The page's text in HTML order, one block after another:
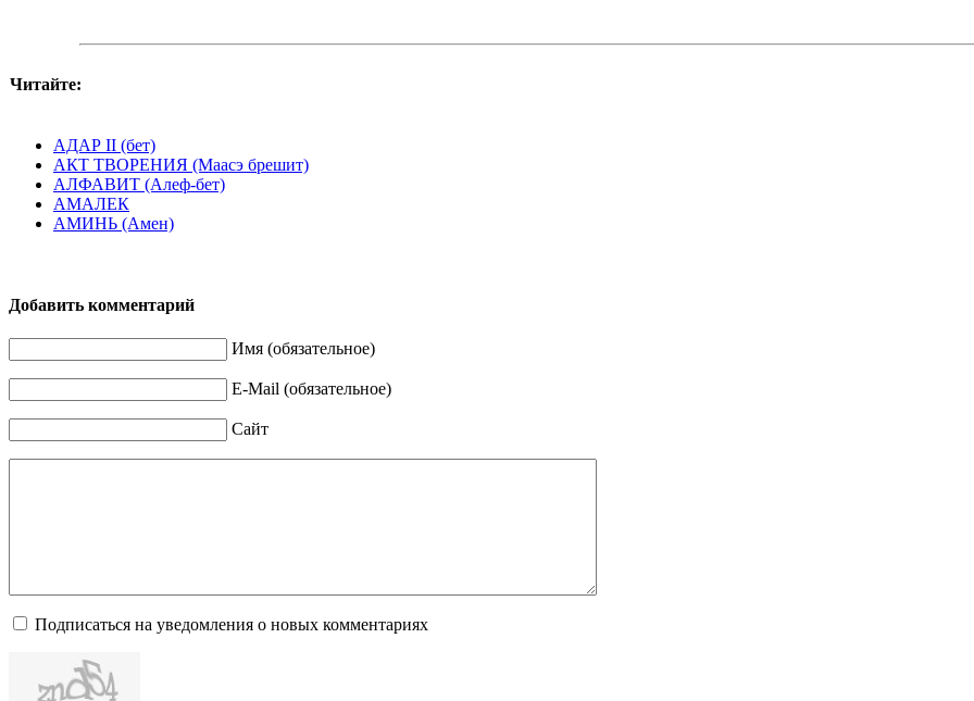
Читайте:
АДАР II (бет)
АКТ ТВОРЕНИЯ (Маасэ брешит)
АЛФАВИТ (Алеф-бет)
АМАЛЕК
АМИНЬ (Амен)
Добавить комментарий
Имя (обязательное)
E-Mail (обязательное)
Сайт
Подписаться на уведомления о новых комментариях